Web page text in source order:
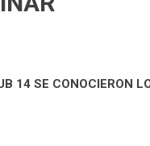
14 SE CONOCIERON